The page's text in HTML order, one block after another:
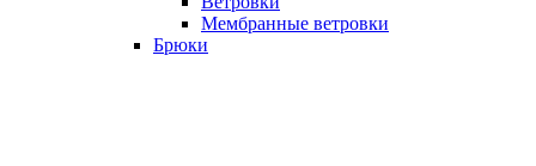
Мембранные ветровки
Брюки